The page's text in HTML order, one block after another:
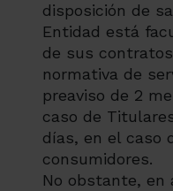
disposición de
Entidad está
de sus
normativa de
preaviso de 2
caso de
días, en el caso
consumidores.
No obstante, en